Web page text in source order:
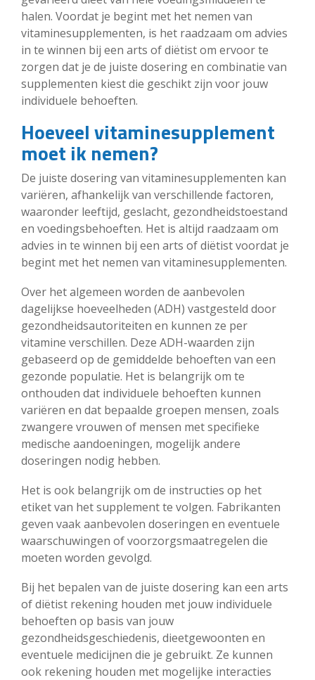
halen. Voordat je begint met het nemen van
vitaminesupplementen, is het raadzaam om advies
in te winnen bij een arts of diëtist om ervoor te
zorgen dat je de juiste dosering en combinatie van
supplementen kiest die geschikt zijn voor jouw
individuele behoeften.
Hoeveel vitaminesupplement
moet ik nemen?
De juiste dosering van vitaminesupplementen kan
variëren, afhankelijk van verschillende factoren,
waaronder leeftijd, geslacht, gezondheidstoestand
en voedingsbehoeften. Het is altijd raadzaam om
advies in te winnen bij een arts of diëtist voordat je
begint met het nemen van vitaminesupplementen.
Over het algemeen worden de aanbevolen
dagelijkse hoeveelheden (ADH) vastgesteld door
gezondheidsautoriteiten en kunnen ze per
vitamine verschillen. Deze ADH-waarden zijn
gebaseerd op de gemiddelde behoeften van een
gezonde populatie. Het is belangrijk om te
onthouden dat individuele behoeften kunnen
variëren en dat bepaalde groepen mensen, zoals
zwangere vrouwen of mensen met specifieke
medische aandoeningen, mogelijk andere
doseringen nodig hebben.
Het is ook belangrijk om de instructies op het
etiket van het supplement te volgen. Fabrikanten
geven vaak aanbevolen doseringen en eventuele
waarschuwingen of voorzorgsmaatregelen die
moeten worden gevolgd.
Bij het bepalen van de juiste dosering kan een arts
of diëtist rekening houden met jouw individuele
behoeften op basis van jouw
gezondheidsgeschiedenis, dieetgewoonten en
eventuele medicijnen die je gebruikt. Ze kunnen
ook rekening houden met mogelijke interacties